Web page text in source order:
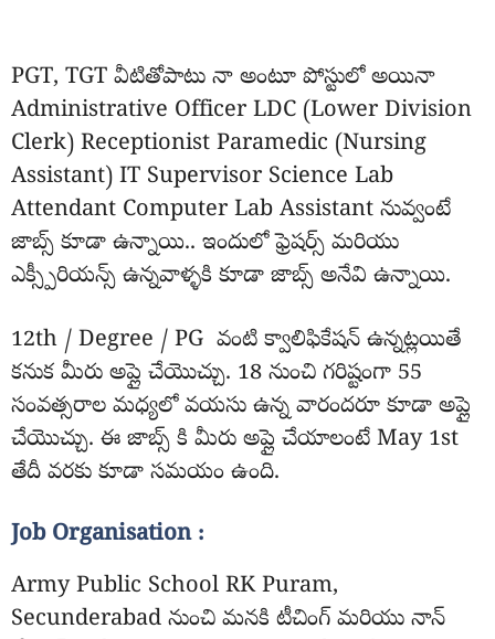
PGT, TGT వీటితోపాటు నా అంటూ పోస్టులో అయినా
Administrative Officer LDC (Lower Division
Clerk) Receptionist Paramedic (Nursing
Assistant) IT Supervisor Science Lab
Attendant Computer Lab Assistant నువ్వంటే
జాబ్స్ కూడా ఉన్నాయి.. ఇందులో ఫ్రెషర్స్ మరియు
ఎక్స్పీరియన్స్ ఉన్నవాళ్ళకి కూడా జాబ్స్ అనేవి ఉన్నాయి.
12th / Degree / PG వంటి క్వాలిఫికేషన్ ఉన్నట్లయితే
కనుక మీరు అప్లై చేయొచ్చు. 18 నుంచి గరిష్టంగా 55
సంవత్సరాల మధ్యలో వయసు ఉన్న వారందరూ కూడా అప్లై
చేయొచ్చు. ఈ జాబ్స్ కి మీరు అప్లై చేయాలంటే May 1st
తేదీ వరకు కూడా సమయం ఉంది.
Job Organisation :
Army Public School RK Puram,
Secunderabad నుంచి మనకి టీచింగ్ మరియు నాన్